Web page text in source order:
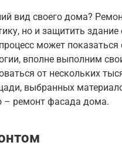
вид своего дома?
но и защитить здание
может
вполне выполним
от нескольких
выбранных
– ремонт фасада дома.